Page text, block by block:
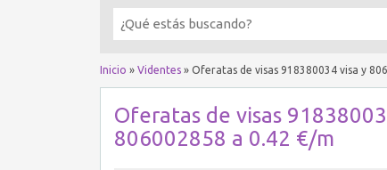
Inicio » Videntes » Oferatas de visas 918380034 visa y
Oferatas de visas
806002858 a 0.42 €/m